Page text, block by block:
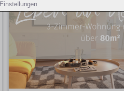
Einstellungen